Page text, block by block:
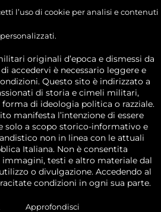
l’uso di cookie per analisi e contenuti
personalizzati.
originali d’epoca e dismessi da
accedervi è necessario leggere e
Questo sito è indirizzato a
di storia e cimeli militari,
di ideologia politica o razziale.
manifesta l’intenzione di essere
solo a scopo storico-informativo e
non in linea con le attuali
Italiana. Non è consentita
immagini, testi e altro materiale dal
o divulgazione. Accedendo al
condizioni in ogni sua parte.
Approfondisci